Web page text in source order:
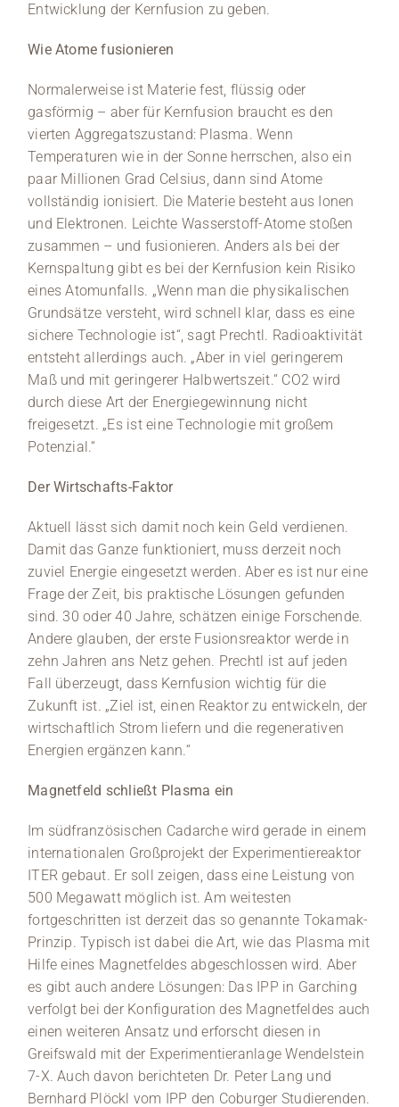
Entwicklung der Kernfusion zu geben.
Wie Atome fusionieren
Normalerweise ist Materie fest, flüssig oder
gasförmig – aber für Kernfusion braucht es den
vierten Aggregatszustand: Plasma. Wenn
Temperaturen wie in der Sonne herrschen, also ein
paar Millionen Grad Celsius, dann sind Atome
vollständig ionisiert. Die Materie besteht aus Ionen
und Elektronen. Leichte Wasserstoff-Atome stoßen
zusammen – und fusionieren. Anders als bei der
Kernspaltung gibt es bei der Kernfusion kein Risiko
eines Atomunfalls. „Wenn man die physikalischen
Grundsätze versteht, wird schnell klar, dass es eine
sichere Technologie ist“, sagt Prechtl. Radioaktivität
entsteht allerdings auch. „Aber in viel geringerem
Maß und mit geringerer Halbwertszeit.“ CO2 wird
durch diese Art der Energiegewinnung nicht
freigesetzt. „Es ist eine Technologie mit großem
Potenzial.“
Der Wirtschafts-Faktor
Aktuell lässt sich damit noch kein Geld verdienen.
Damit das Ganze funktioniert, muss derzeit noch
zuviel Energie eingesetzt werden. Aber es ist nur eine
Frage der Zeit, bis praktische Lösungen gefunden
sind. 30 oder 40 Jahre, schätzen einige Forschende.
Andere glauben, der erste Fusionsreaktor werde in
zehn Jahren ans Netz gehen. Prechtl ist auf jeden
Fall überzeugt, dass Kernfusion wichtig für die
Zukunft ist. „Ziel ist, einen Reaktor zu entwickeln, der
wirtschaftlich Strom liefern und die regenerativen
Energien ergänzen kann.“
Magnetfeld schließt Plasma ein
Im südfranzösischen Cadarche wird gerade in einem
internationalen Großprojekt der Experimentiereaktor
ITER gebaut. Er soll zeigen, dass eine Leistung von
500 Megawatt möglich ist. Am weitesten
fortgeschritten ist derzeit das so genannte Tokamak-
Prinzip. Typisch ist dabei die Art, wie das Plasma mit
Hilfe eines Magnetfeldes abgeschlossen wird. Aber
es gibt auch andere Lösungen: Das IPP in Garching
verfolgt bei der Konfiguration des Magnetfeldes auch
einen weiteren Ansatz und erforscht diesen in
Greifswald mit der Experimentieranlage Wendelstein
7-X. Auch davon berichteten Dr. Peter Lang und
Bernhard Plöckl vom IPP den Coburger Studierenden.